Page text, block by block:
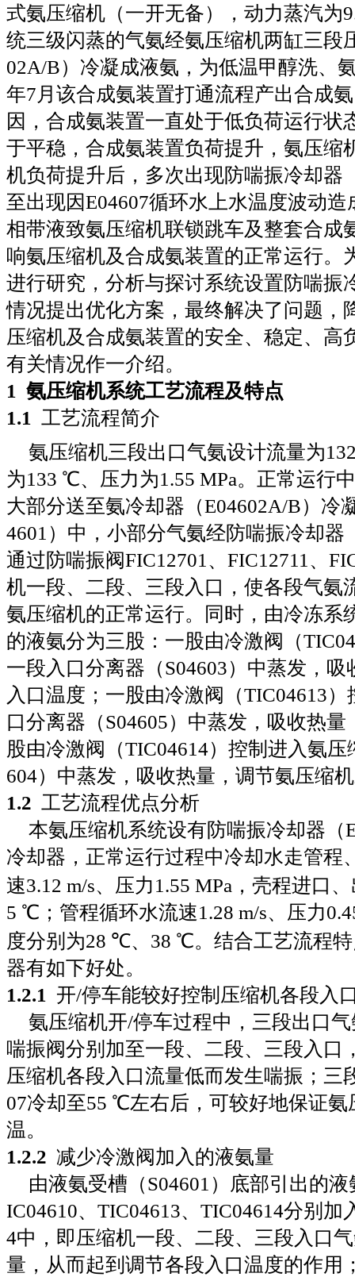
式氨压缩机（一开无备），动力蒸汽为9
统三级闪蒸的气氨经氨压缩机两缸三段
02A/B）冷凝成液氨，为低温甲醇洗、
年7 月该合成氨装置打通流程产出合成
因，合成氨装置一直处于低负荷运行状
于平稳，合成氨装置负荷提升，氨压缩
机负荷提升后，多次出现防喘振冷却器
至出现因E04607循环水上水温度波动
相带液致氨压缩机联锁跳车及整套合成
响氨压缩机及合成氨装置的正常运行。
进行研究，分析与探讨系统设置防喘振
情况提出优化方案，最终解决了问题，
压缩机及合成氨装置的安全、稳定、高
有关情况作一介绍。
1 氨压缩机系统工艺流程及特点
1.1 工艺流程简介
氨压缩机三段出口气氨设计流量为
为133 ℃、压力为1.55 MPa。正常运行
大部分送至氨冷却器（E04602A/B）冷
4601 ）中，小部分气氨经防喘振冷却器
通过防喘振阀FIC12701、 FIC12711、
机一段、二段、三段入口，使各段气氨
氨压缩机的正常运行。同时，由冷冻系
的液氨分为三股：一股由冷激阀（
一段入口分离器（S04603）中蒸发，
入口温度；一股由冷激阀（TIC04613）
口分离器（S04605）中蒸发，吸收热
股由冷激阀（TIC04614）控制进入氨
604）中蒸发，吸收热量，调节氨压缩
1.2 工艺流程优点分析
本氨压缩机系统设有防喘振冷却器（
冷却器，正常运行过程中冷却水走管程
速3.12 m/s、压力1.55 MPa ，壳程进口
5 ℃；管程循环水流速1.28 m/s、压力0.
度分别为28 ℃、 38 ℃。结合工艺流程
器有如下好处。
1.2.1 开/停车能较好控制压缩机各段入
氨压缩机开/停车过程中，三段出口
喘振阀分别加至一段、二段、三段入口
压缩机各段入口流量低而发生喘振；三
07冷却至55 ℃左右后，可较好地保证氨
温。
1.2.2 减少冷激阀加入的液氨量
由液氨受槽（S04601 ）底部引出的
IC04610、 TIC04613、 TIC04614分别加
4中，即压缩机一段、二段、三段入口
量，从而起到调节各段入口温度的作用